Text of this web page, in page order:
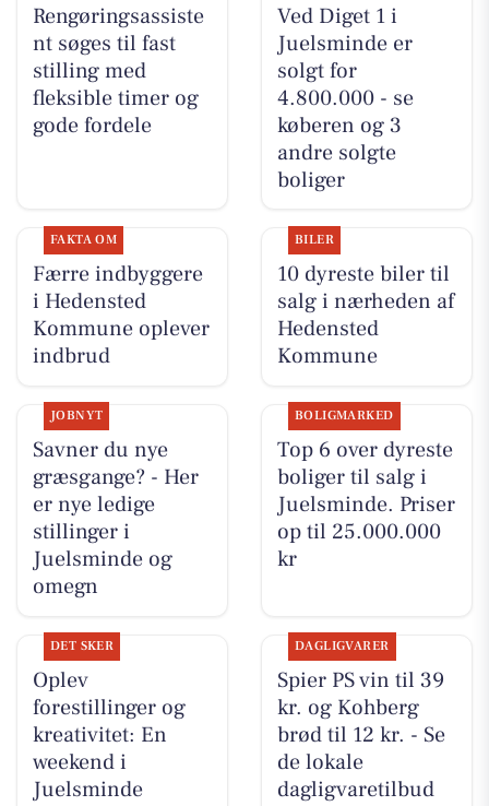
Rengøringsassiste
nt søges til fast
stilling med
fleksible timer og
gode fordele
Ved Diget 1 i
Juelsminde er
solgt for
4.800.000 - se
køberen og 3
andre solgte
boliger
FAKTA OM
Færre indbyggere
i Hedensted
Kommune oplever
indbrud
BILER
10 dyreste biler til
salg i nærheden af
Hedensted
Kommune
JOBNYT
Savner du nye
græsgange? - Her
er nye ledige
stillinger i
Juelsminde og
omegn
BOLIGMARKED
Top 6 over dyreste
boliger til salg i
Juelsminde. Priser
op til 25.000.000
kr
DET SKER
Oplev
forestillinger og
kreativitet: En
weekend i
Juelsminde
DAGLIGVARER
Spier PS vin til 39
kr. og Kohberg
brød til 12 kr. - Se
de lokale
dagligvaretilbud